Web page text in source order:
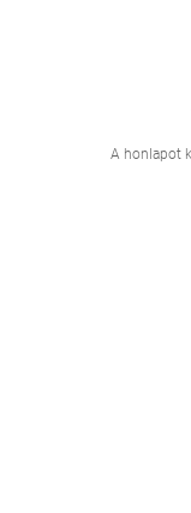
A honlapot